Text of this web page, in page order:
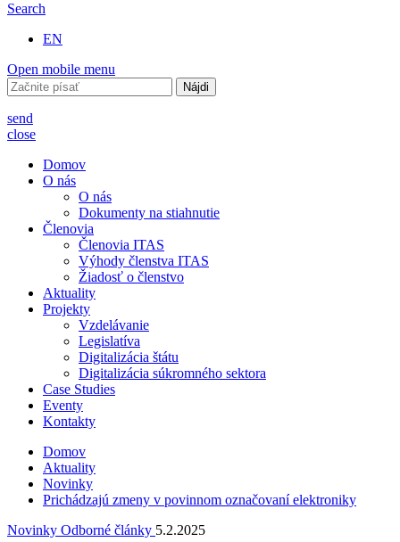
Search
EN
Open mobile menu
Hľadať:
send
close
Domov
O nás
O nás
Dokumenty na stiahnutie
Členovia
Členovia ITAS
Výhody členstva ITAS
Žiadosť o členstvo
Aktuality
Projekty
Vzdelávanie
Legislatíva
Digitalizácia štátu
Digitalizácia súkromného sektora
Case Studies
Eventy
Kontakty
Domov
Aktuality
Novinky
Prichádzajú zmeny v povinnom označovaní elektroniky
Novinky Odborné články 5.2.2025